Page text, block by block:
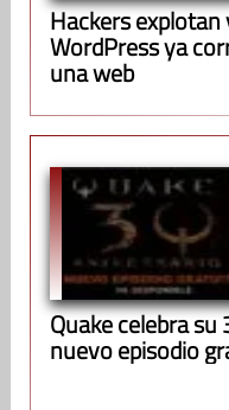
Hackers
WordPress ya
una web
Quake celebra
nuevo episodio